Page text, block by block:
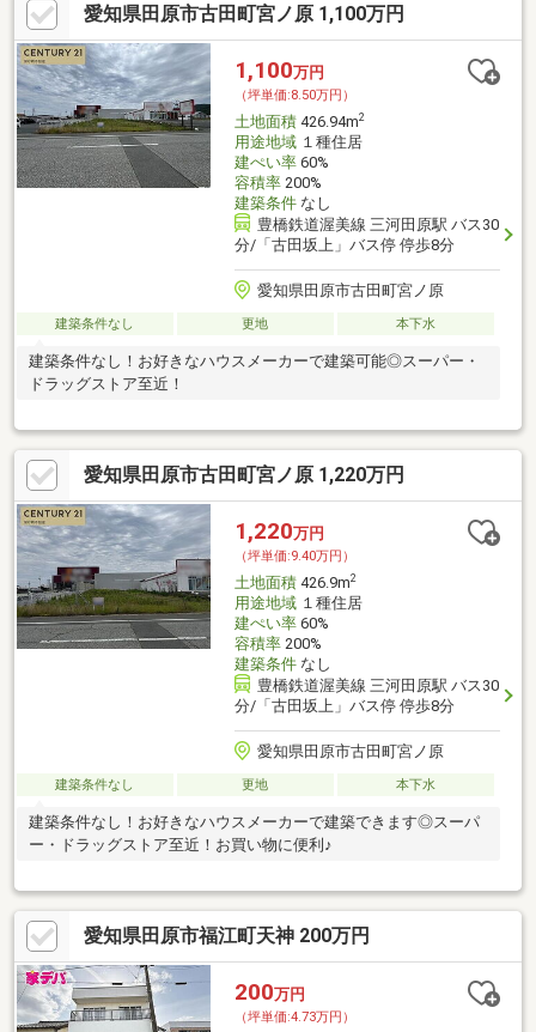
愛知県田原市古田町宮ノ原 1,100万円
1,100万円
（坪単価:8.50万円）
土地面積426.94m2
用途地域１種住居
建ぺい率60%
容積率200%
建築条件なし
豊橋鉄道渥美線 三河田原駅 バス30
分/「古田坂上」バス停 停歩8分
愛知県田原市古田町宮ノ原
建築条件なし 更地 本下水
建築条件なし！お好きなハウスメーカーで建築可能◎スーパー・
ドラッグストア至近！
愛知県田原市古田町宮ノ原 1,220万円
1,220万円
（坪単価:9.40万円）
土地面積426.9m2
用途地域１種住居
建ぺい率60%
容積率200%
建築条件なし
豊橋鉄道渥美線 三河田原駅 バス30
分/「古田坂上」バス停 停歩8分
愛知県田原市古田町宮ノ原
建築条件なし 更地 本下水
建築条件なし！お好きなハウスメーカーで建築できます◎スーパ
ー・ドラッグストア至近！お買い物に便利♪
愛知県田原市福江町天神 200万円
200万円
（坪単価:4.73万円）